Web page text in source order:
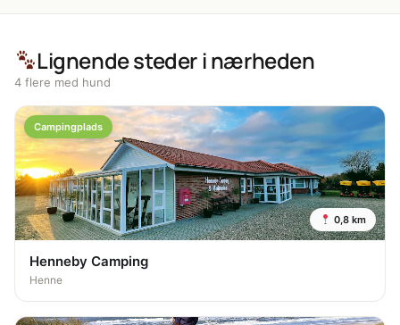
Lignende steder i nærheden
4 flere med hund
Campingplads
0,8 km
Henneby Camping
Henne